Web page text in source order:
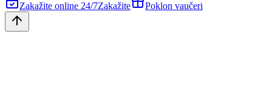
Zakažite online 24/7Zakažite Poklon vaučeri